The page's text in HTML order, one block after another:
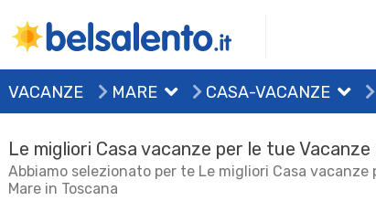
VACANZE MARE CASA-VACANZE
Le migliori Casa vacanze per le tue Vacanze
Abbiamo selezionato per te Le migliori Casa vacanze
Mare in Toscana